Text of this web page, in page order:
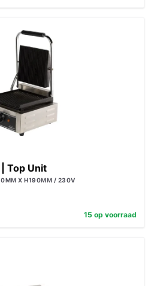
Top Unit
X H190MM / 230V
15 op voorraad